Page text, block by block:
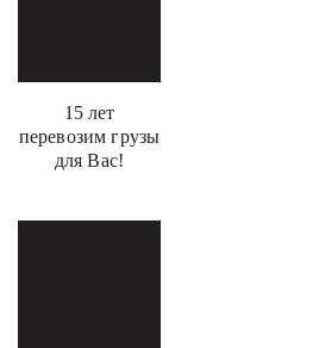
15 лет
перевозим грузы
для Вас!